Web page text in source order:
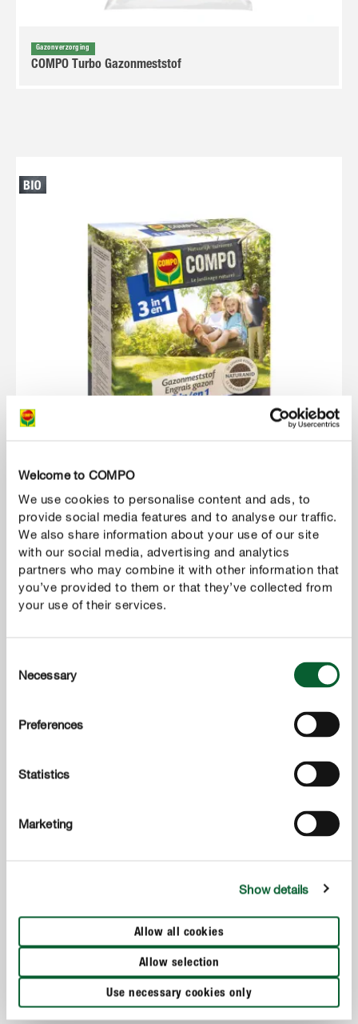
Welcome to COMPO
We use cookies to personalise content and ads, to
provide social media features and to analyse our traffic.
We also share information about your use of our site
with our social media, advertising and analytics
partners who may combine it with other information that
you’ve provided to them or that they’ve collected from
your use of their services.
Selection
Necessary
Preferences
Statistics
Marketing
Show details
Allow all cookies
Allow selection
Use necessary cookies only
Gazonverzorging
COMPO Turbo Gazonmeststof
Gazonverzorging
COMPO Gazonmeststof 3 in 1
COMPO Budget Gazonmeststof 3 in 1